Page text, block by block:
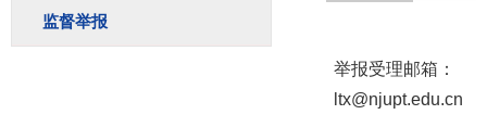
监督举报
举报受理邮箱：
ltx@njupt.edu.cn